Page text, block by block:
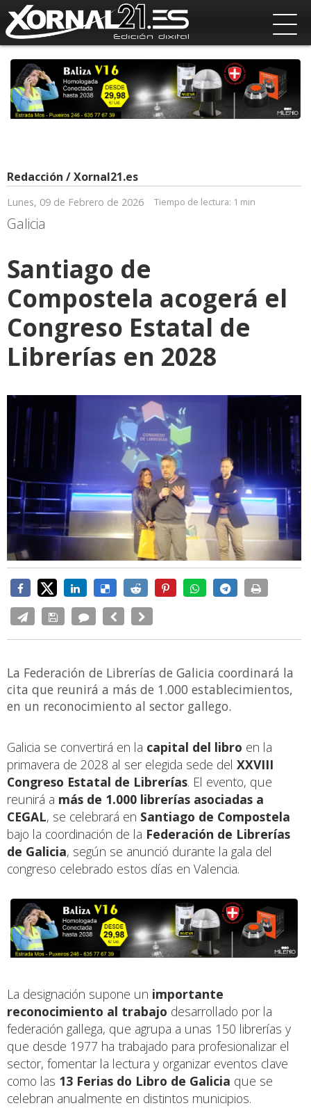
Redacción / Xornal21.es
Lunes, 09 de Febrero de 2026 Tiempo de lectura: 1 min
Galicia
Santiago de
Compostela acogerá el
Congreso Estatal de
Librerías en 2028
La Federación de Librerías de Galicia coordinará la
cita que reunirá a más de 1.000 establecimientos,
en un reconocimiento al sector gallego.
Galicia se convertirá en la capital del libro en la
primavera de 2028 al ser elegida sede del XXVIII
Congreso Estatal de Librerías. El evento, que
reunirá a más de 1.000 librerías asociadas a
CEGAL, se celebrará en Santiago de Compostela
bajo la coordinación de la Federación de Librerías
de Galicia, según se anunció durante la gala del
congreso celebrado estos días en Valencia.
La designación supone un importante
reconocimiento al trabajo desarrollado por la
federación gallega, que agrupa a unas 150 librerías y
que desde 1977 ha trabajado para profesionalizar el
sector, fomentar la lectura y organizar eventos clave
como las 13 Ferias do Libro de Galicia que se
celebran anualmente en distintos municipios.